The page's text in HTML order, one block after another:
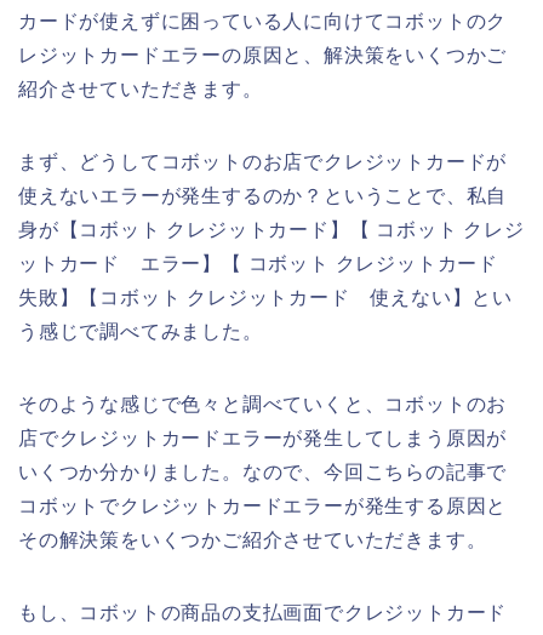
カードが使えずに困っている人に向けてコボットのク
レジットカードエラーの原因と、解決策をいくつかご
紹介させていただきます。
まず、どうしてコボットのお店でクレジットカードが
使えないエラーが発生するのか？ということで、私自
身が【コボット クレジットカード】【 コボット クレジ
ットカード エラー】【 コボット クレジットカード
失敗】【コボット クレジットカード 使えない】とい
う感じで調べてみました。
そのような感じで色々と調べていくと、コボットのお
店でクレジットカードエラーが発生してしまう原因が
いくつか分かりました。なので、今回こちらの記事で
コボットでクレジットカードエラーが発生する原因と
その解決策をいくつかご紹介させていただきます。
もし、コボットの商品の支払画面でクレジットカード